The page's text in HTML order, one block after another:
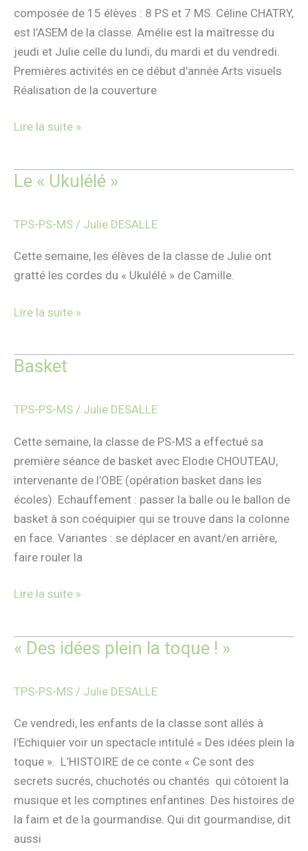
composée de 15 élèves : 8 PS et 7 MS. Céline CHATRY,
est l’ASEM de la classe. Amélie est la maîtresse du
jeudi et Julie celle du lundi, du mardi et du vendredi.
Premières activités en ce début d’année Arts visuels
Réalisation de la couverture
Lire la suite »
Le « Ukulélé »
TPS-PS-MS / Julie DESALLE
Cette semaine, les élèves de la classe de Julie ont
gratté les cordes du « Ukulélé » de Camille.
Le
Lire la suite »
Basket
TPS-PS-MS / Julie DESALLE
Cette semaine, la classe de PS-MS a effectué sa
première séance de basket avec Elodie CHOUTEAU,
intervenante de l’OBE (opération basket dans les
écoles). Echauffement : passer la balle ou le ballon de
basket à son coéquipier qui se trouve dans la colonne
en face. Variantes : se déplacer en avant/en arrière,
faire rouler la
Basket
Lire la suite »
« Des idées plein la toque ! »
TPS-PS-MS / Julie DESALLE
Ce vendredi, les enfants de la classe sont allés à
l’Echiquier voir un spectacle intitulé « Des idées plein la
toque ». L’HISTOIRE de ce conte « Ce sont des
secrets sucrés, chuchotés ou chantés qui côtoient la
musique et les comptines enfantines. Des histoires de
la faim et de la gourmandise. Qui dit gourmandise, dit
aussi
« Des
plein
toque
! »